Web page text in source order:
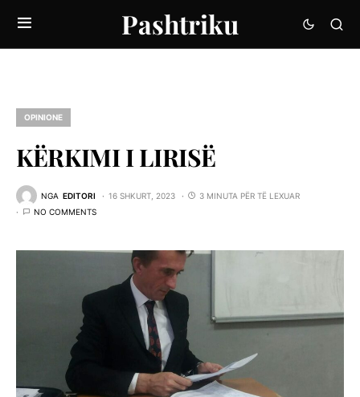
Pashtriku
OPINIONE
KËRKIMI I LIRISË
NGA EDITORI 16 SHKURT, 2023
3 MINUTA PËR TË LEXUAR
NO COMMENTS